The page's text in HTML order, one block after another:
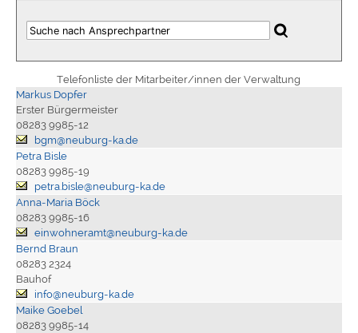
Telefonliste der Mitarbeiter/innen der Verwaltung
Markus Dopfer
Erster Bürgermeister
08283 9985-12
bgm@neuburg-ka.de
Petra Bisle
08283 9985-19
petra.bisle@neuburg-ka.de
Anna-Maria Böck
08283 9985-16
einwohneramt@neuburg-ka.de
Bernd Braun
08283 2324
Bauhof
info@neuburg-ka.de
Maike Goebel
08283 9985-14